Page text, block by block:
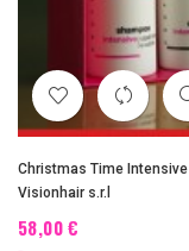
Christmas Time Intensive
Visionhair s.r.l
58,00 €